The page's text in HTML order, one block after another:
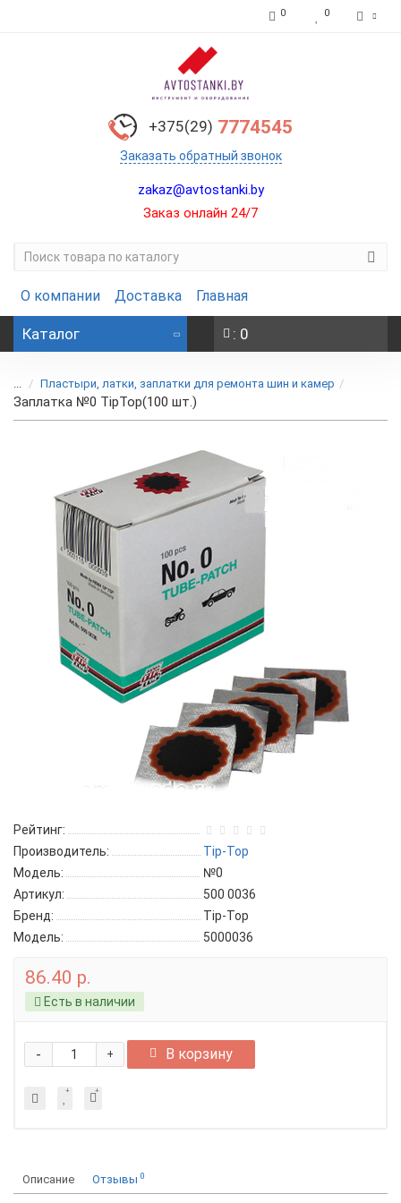
0 0
+375(29) 7774545
Заказать обратный звонок
zakaz@avtostanki.by
Заказ онлайн 24/7
О компании Доставка Главная
Каталог : 0
... Пластыри, латки, заплатки для ремонта шин и камер
Заплатка №0 TipTop(100 шт.)
Рейтинг:
Производитель:
Tip-Top
Модель:
№0
Артикул:
500 0036
Бренд:
Tip-Top
Модель:
5000036
86.40 р.
Есть в наличии
+
- В корзину
Описание Отзывы 0